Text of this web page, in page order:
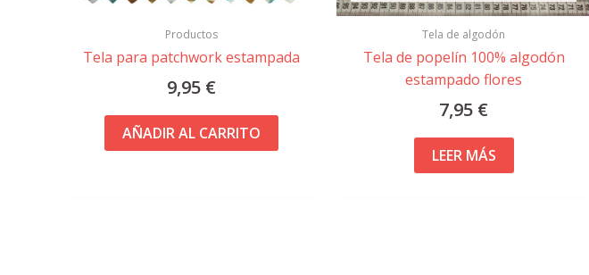
Productos
Tela para patchwork estampada
9,95 €
AÑADIR AL CARRITO
Tela de algodón
Tela de popelín 100% algodón
estampado flores
7,95 €
LEER MÁS